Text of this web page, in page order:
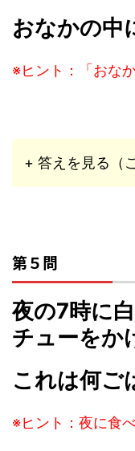
おなかの中
※ヒント：「おな
+ 答えを見る（
第５問
夜の7時に
チューをか
これは何ご
※ヒント：夜に食